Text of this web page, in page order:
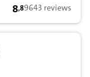
8,8 op basis van
8,89643 reviews